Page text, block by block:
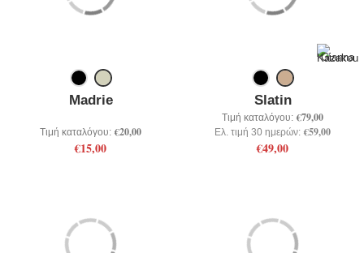
Madrie
Τιμή καταλόγου: €20,00
€15,00
Slatin
Τιμή καταλόγου: €79,00
Ελ. τιμή 30 ημερών: €59,00
€49,00